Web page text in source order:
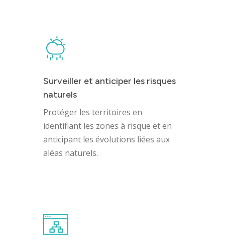
Surveiller et anticiper les risques
naturels
Protéger les territoires en
identifiant les zones à risque et en
anticipant les évolutions liées aux
aléas naturels.
Nous rejoindre
Domaines d’activité
Savoir-faire
Références
Innovation